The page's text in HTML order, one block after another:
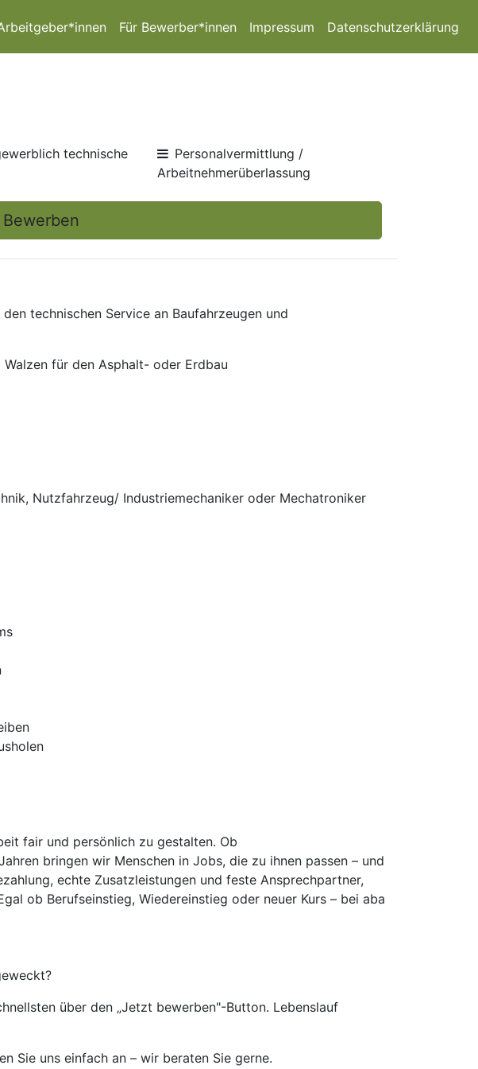
Für Bewerber*innen Impressum Datenschutzerklärung
technische
Personalvermittlung /
Arbeitnehmerüberlassung
technischen Service an Baufahrzeugen und
für den Asphalt- oder Erdbau
Nutzfahrzeug/ Industriemechaniker oder Mechatroniker
fair und persönlich zu gestalten. Ob
bringen wir Menschen in Jobs, die zu ihnen passen – und
echte Zusatzleistungen und feste Ansprechpartner,
ob Berufseinstieg, Wiedereinstieg oder neuer Kurs – bei aba
über den „Jetzt bewerben"-Button. Lebenslauf
Sie uns einfach an – wir beraten Sie gerne.